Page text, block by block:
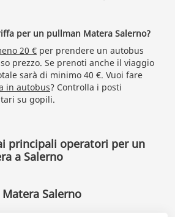
per un pullman Matera Salerno?
20 € per prendere un autobus
prezzo. Se prenoti anche il viaggio
sarà di minimo 40 €. Vuoi fare
in autobus? Controlla i posti
su gopili.
principali operatori per un
a Salerno
Salerno